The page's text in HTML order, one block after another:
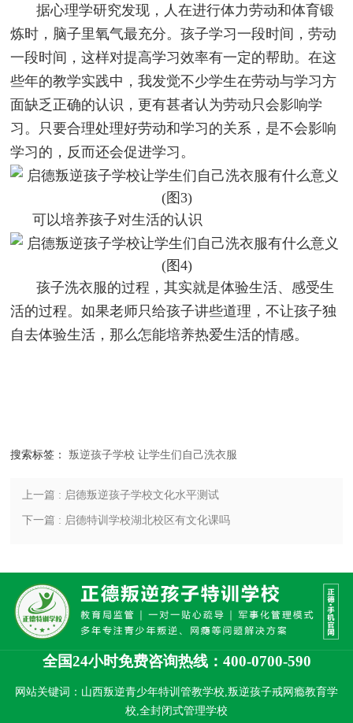
据心理学研究发现，人在进行体力劳动和体育锻
炼时，脑子里氧气最充分。孩子学习一段时间，劳动
一段时间，这样对提高学习效率有一定的帮助。在这
些年的教学实践中，我发觉不少学生在劳动与学习方
面缺乏正确的认识，更有甚者认为劳动只会影响学
习。只要合理处理好劳动和学习的关系，是不会影响
学习的，反而还会促进学习。
可以培养孩子对生活的认识
孩子洗衣服的过程，其实就是体验生活、感受生
活的过程。如果老师只给孩子讲些道理，不让孩子独
自去体验生活，那么怎能培养热爱生活的情感。
搜索标签：叛逆孩子学校 让学生们自己洗衣服
上一篇 : 启德叛逆孩子学校文化水平测试
下一篇 : 启德特训学校湖北校区有文化课吗
全国24小时免费咨询热线：400-0700-590
网站关键词：山西叛逆青少年特训管教学校,叛逆孩子戒网瘾教育学
校,全封闭式管理学校